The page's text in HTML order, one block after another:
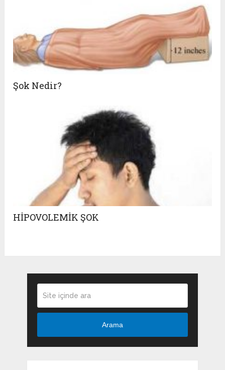
Şok Nedir?
HİPOVOLEMİK ŞOK
Arama